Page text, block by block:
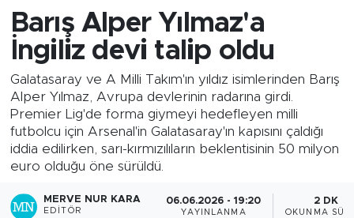
Barış Alper Yılmaz'a
İngiliz devi talip oldu
Galatasaray ve A Milli Takım'ın yıldız isimlerinden Barış
Alper Yılmaz, Avrupa devlerinin radarına girdi.
Premier Lig'de forma giymeyi hedefleyen milli
futbolcu için Arsenal'in Galatasaray'ın kapısını çaldığı
iddia edilirken, sarı-kırmızılıların beklentisinin 50 milyon
euro olduğu öne sürüldü.
MERVE NUR KARA
EDITÖR
06.06.2026 - 19:20
YAYINLANMA
2 DK
OKUNMA
Samsun Rehberi
Resmi İlanlar
SAMSUN Namaz Vakitleri
Samsun Trafik Yoğunluk Haritası
Süper Lig Puan Durumu ve Fikstür
Tüm Manşetler